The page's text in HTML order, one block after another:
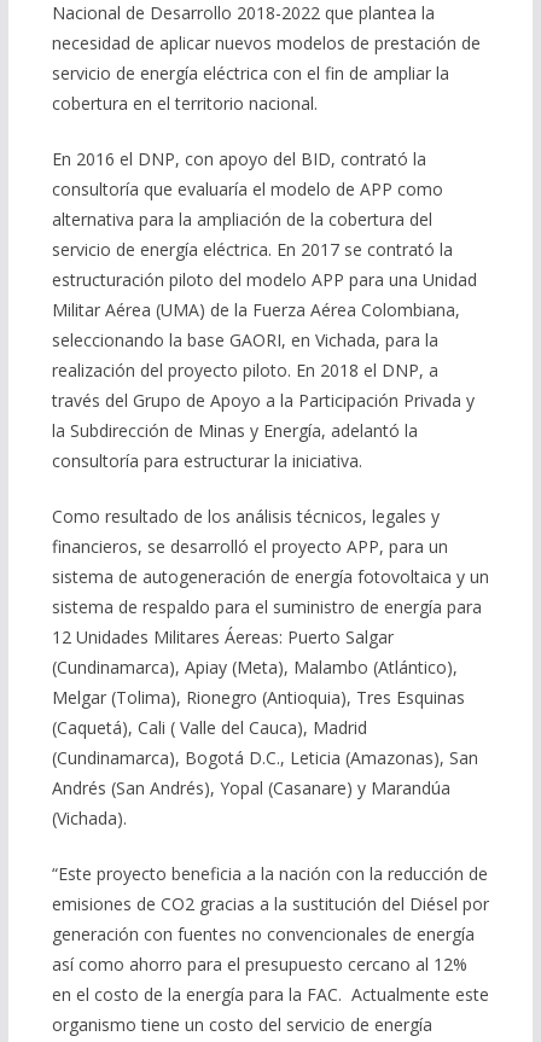
Nacional de Desarrollo 2018-2022 que plantea la
necesidad de aplicar nuevos modelos de prestación de
servicio de energía eléctrica con el fin de ampliar la
cobertura en el territorio nacional.
En 2016 el DNP, con apoyo del BID, contrató la
consultoría que evaluaría el modelo de APP como
alternativa para la ampliación de la cobertura del
servicio de energía eléctrica. En 2017 se contrató la
estructuración piloto del modelo APP para una Unidad
Militar Aérea (UMA) de la Fuerza Aérea Colombiana,
seleccionando la base GAORI, en Vichada, para la
realización del proyecto piloto. En 2018 el DNP, a
través del Grupo de Apoyo a la Participación Privada y
la Subdirección de Minas y Energía, adelantó la
consultoría para estructurar la iniciativa.
Como resultado de los análisis técnicos, legales y
financieros, se desarrolló el proyecto APP, para un
sistema de autogeneración de energía fotovoltaica y un
sistema de respaldo para el suministro de energía para
12 Unidades Militares Áereas: Puerto Salgar
(Cundinamarca), Apiay (Meta), Malambo (Atlántico),
Melgar (Tolima), Rionegro (Antioquia), Tres Esquinas
(Caquetá), Cali ( Valle del Cauca), Madrid
(Cundinamarca), Bogotá D.C., Leticia (Amazonas), San
Andrés (San Andrés), Yopal (Casanare) y Marandúa
(Vichada).
“Este proyecto beneficia a la nación con la reducción de
emisiones de CO2 gracias a la sustitución del Diésel por
generación con fuentes no convencionales de energía
así como ahorro para el presupuesto cercano al 12%
en el costo de la energía para la FAC. Actualmente este
organismo tiene un costo del servicio de energía